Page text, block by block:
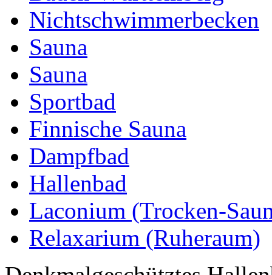
Nichtschwimmerbecken
Sauna
Sauna
Sportbad
Finnische Sauna
Dampfbad
Hallenbad
Laconium (Trocken-
Relaxarium (Ruheraum)